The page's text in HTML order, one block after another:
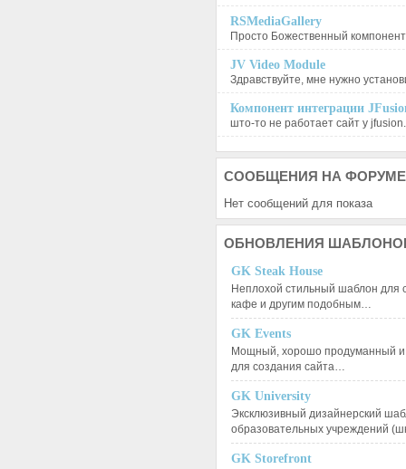
RSMediaGallery
Просто Божественный
JV Video Module
Здравствуйте, мне нужно
Компонент интеграции
што-то не работает сайт у
СООБЩЕНИЯ НА ФОРУМЕ
Нет сообщений для показа
ОБНОВЛЕНИЯ
GK Steak House
Неплохой стильный шаблон для
кафе и другим подобным…
GK Events
Мощный, хорошо продуманный и
для создания сайта…
GK University
Эксклюзивный дизайнерский
образовательных учреждений
GK Storefront